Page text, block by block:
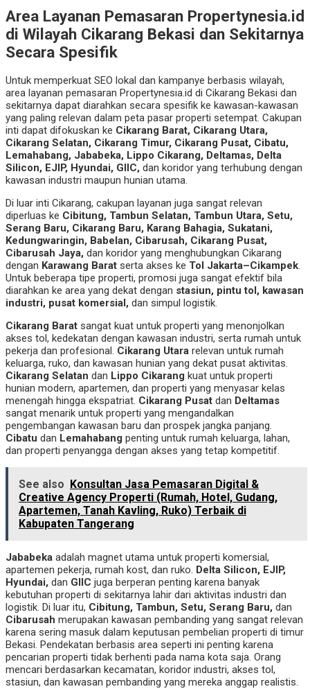
Area Layanan Pemasaran Propertynesia.id
di Wilayah Cikarang Bekasi dan Sekitarnya
Secara Spesifik
Untuk memperkuat SEO lokal dan kampanye berbasis wilayah,
area layanan pemasaran Propertynesia.id di Cikarang Bekasi dan
sekitarnya dapat diarahkan secara spesifik ke kawasan-kawasan
yang paling relevan dalam peta pasar properti setempat. Cakupan
inti dapat difokuskan ke Cikarang Barat, Cikarang Utara,
Cikarang Selatan, Cikarang Timur, Cikarang Pusat, Cibatu,
Lemahabang, Jababeka, Lippo Cikarang, Deltamas, Delta
Silicon, EJIP, Hyundai, GIIC, dan koridor yang terhubung dengan
kawasan industri maupun hunian utama.
Di luar inti Cikarang, cakupan layanan juga sangat relevan
diperluas ke Cibitung, Tambun Selatan, Tambun Utara, Setu,
Serang Baru, Cikarang Baru, Karang Bahagia, Sukatani,
Kedungwaringin, Babelan, Cibarusah, Cikarang Pusat,
Cibarusah Jaya, dan koridor yang menghubungkan Cikarang
dengan Karawang Barat serta akses ke Tol Jakarta–Cikampek.
Untuk beberapa tipe properti, promosi juga sangat efektif bila
diarahkan ke area yang dekat dengan stasiun, pintu tol, kawasan
industri, pusat komersial, dan simpul logistik.
Cikarang Barat sangat kuat untuk properti yang menonjolkan
akses tol, kedekatan dengan kawasan industri, serta rumah untuk
pekerja dan profesional. Cikarang Utara relevan untuk rumah
keluarga, ruko, dan kawasan hunian yang dekat pusat aktivitas.
Cikarang Selatan dan Lippo Cikarang kuat untuk properti
hunian modern, apartemen, dan properti yang menyasar kelas
menengah hingga ekspatriat. Cikarang Pusat dan Deltamas
sangat menarik untuk properti yang mengandalkan
pengembangan kawasan baru dan prospek jangka panjang.
Cibatu dan Lemahabang penting untuk rumah keluarga, lahan,
dan properti penyangga dengan akses yang tetap kompetitif.
See also Konsultan Jasa Pemasaran Digital &
Creative Agency Properti (Rumah, Hotel, Gudang,
Apartemen, Tanah Kavling, Ruko) Terbaik di
Kabupaten Tangerang
Jababeka adalah magnet utama untuk properti komersial,
apartemen pekerja, rumah kost, dan ruko. Delta Silicon, EJIP,
Hyundai, dan GIIC juga berperan penting karena banyak
kebutuhan properti di sekitarnya lahir dari aktivitas industri dan
logistik. Di luar itu, Cibitung, Tambun, Setu, Serang Baru, dan
Cibarusah merupakan kawasan pembanding yang sangat relevan
karena sering masuk dalam keputusan pembelian properti di timur
Bekasi. Pendekatan berbasis area seperti ini penting karena
pencarian properti tidak berhenti pada nama kota saja. Orang
mencari berdasarkan kecamatan, koridor industri, akses tol,
stasiun, dan kawasan pembanding yang mereka anggap realistis.